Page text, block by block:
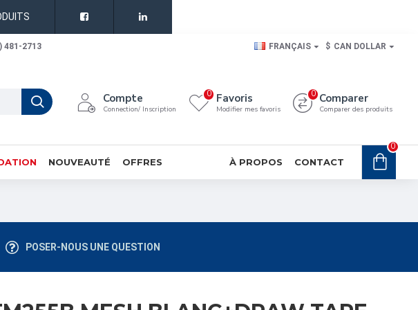
481-2713 FRANÇAIS $ CAN DOLLAR
Compte
Connection/ Inscription
Favoris
Modifier mes favoris
0 Comparer
Comparer des produits
0
NOUVEAUTÉ OFFRES À PROPOS CONTACT
0
POSER-NOUS UNE QUESTION